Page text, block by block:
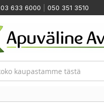
03 633 6000 050 351 3510
JA
SIIRTYMINEN